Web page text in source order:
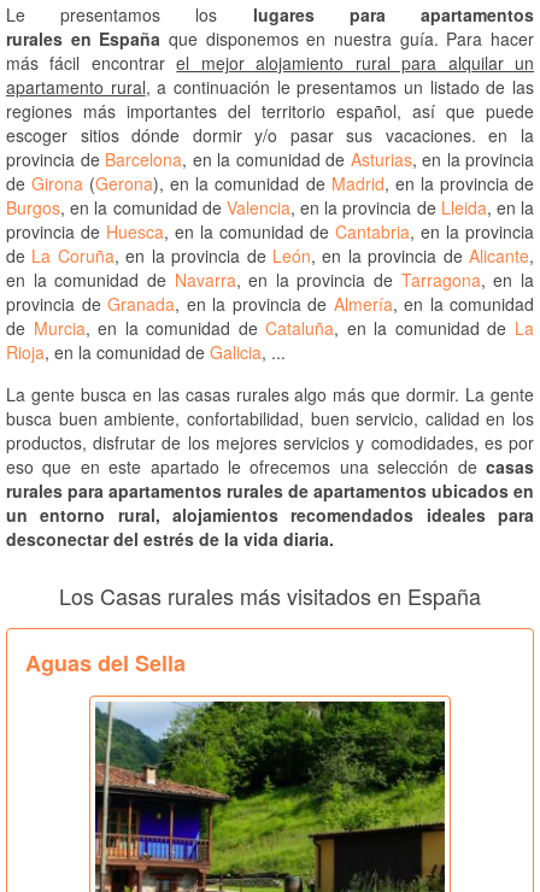
Le presentamos los lugares para apartamentos
rurales en España que disponemos en nuestra guía. Para hacer
más fácil encontrarel mejor alojamiento rural para alquilar un
apartamento rural, a continuación le presentamos un listado de las
regiones más importantes del territorio español, así que puede
escoger sitios dónde dormir y/o pasar sus vacaciones. en la
provincia de Barcelona, en la comunidad de Asturias, en la provincia
deGirona (Gerona), en la comunidad de Madrid, en la provincia de
Burgos, en la comunidad de Valencia, en la provincia de Lleida, en la
provincia de Huesca, en la comunidad de Cantabria, en la provincia
de La Coruña, en la provincia de León, en la provincia deAlicante,
en la comunidad de Navarra, en la provincia de Tarragona, en la
provincia de Granada, en la provincia de Almería, en la comunidad
de Murcia, en la comunidad deCataluña, en la comunidad de La
Rioja, en la comunidad de Galicia, ...
La gente busca en las casas rurales algo más que dormir. La gente
busca buen ambiente, confortabilidad, buen servicio, calidad en los
productos, disfrutar de los mejores servicios y comodidades, es por
eso que en este apartado le ofrecemos una selección de casas
rurales para apartamentos rurales de apartamentos ubicados en
un entorno rural, alojamientos recomendados ideales para
desconectar del estrés de la vida diaria.
Los Casas rurales más visitados en España
Aguas del Sella